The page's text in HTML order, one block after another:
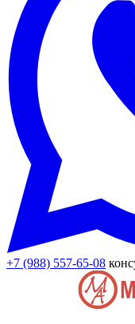
+7 (988) 557-65-08